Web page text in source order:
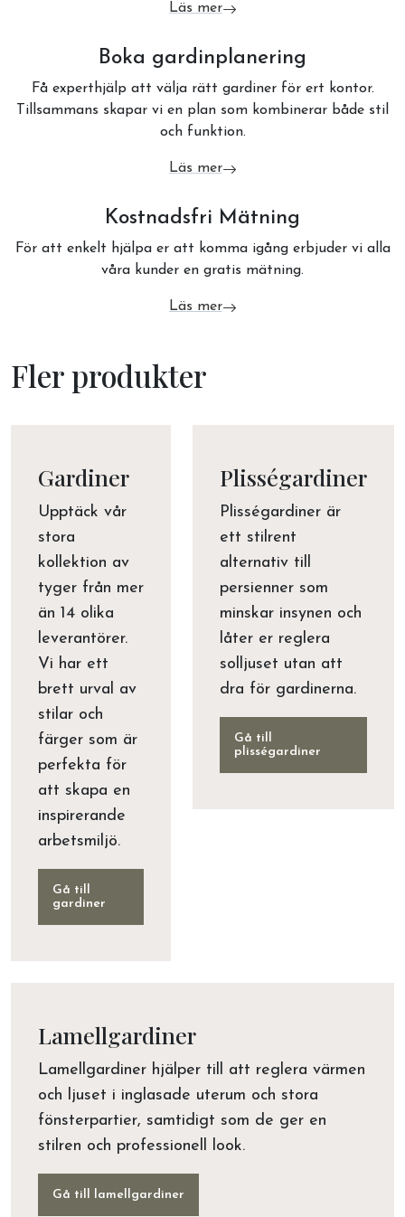
Läs mer
om Made in Sweden
Boka gardinplanering
Få experthjälp att välja rätt gardiner för ert kontor.
Tillsammans skapar vi en plan som kombinerar både stil
och funktion.
Läs mer
om Boka gardinplanering
Kostnadsfri Mätning
För att enkelt hjälpa er att komma igång erbjuder vi alla
våra kunder en gratis mätning.
Läs mer
om Kostnadsfri Mätning
Fler produkter
Gardiner
Upptäck vår
stora
kollektion av
tyger från mer
än 14 olika
leverantörer.
Vi har ett
brett urval av
stilar och
färger som är
perfekta för
att skapa en
inspirerande
arbetsmiljö.
Gå till
gardiner
Plisségardiner
Plisségardiner är
ett stilrent
alternativ till
persienner som
minskar insynen och
låter er reglera
solljuset utan att
dra för gardinerna.
Gå till
plisségardiner
Lamellgardiner
Lamellgardiner hjälper till att reglera värmen
och ljuset i inglasade uterum och stora
fönsterpartier, samtidigt som de ger en
stilren och professionell look.
Gå till lamellgardiner